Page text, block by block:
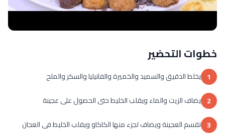
خطوات التحضير
1 يخلط الدقيق والسميد والخميرة والفانيليا والسكر والملح
2 يضاف الزيت والماء ويقلب الخليط حتى الحصول على عجينة
3 تقسم العجينة ويضاف لجزء منها الكاكاو ويقلب الخليط فى العجان